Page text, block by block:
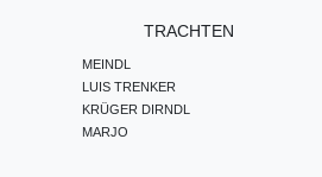
TRACHTEN
MEINDL
LUIS TRENKER
KRÜGER DIRNDL
MARJO